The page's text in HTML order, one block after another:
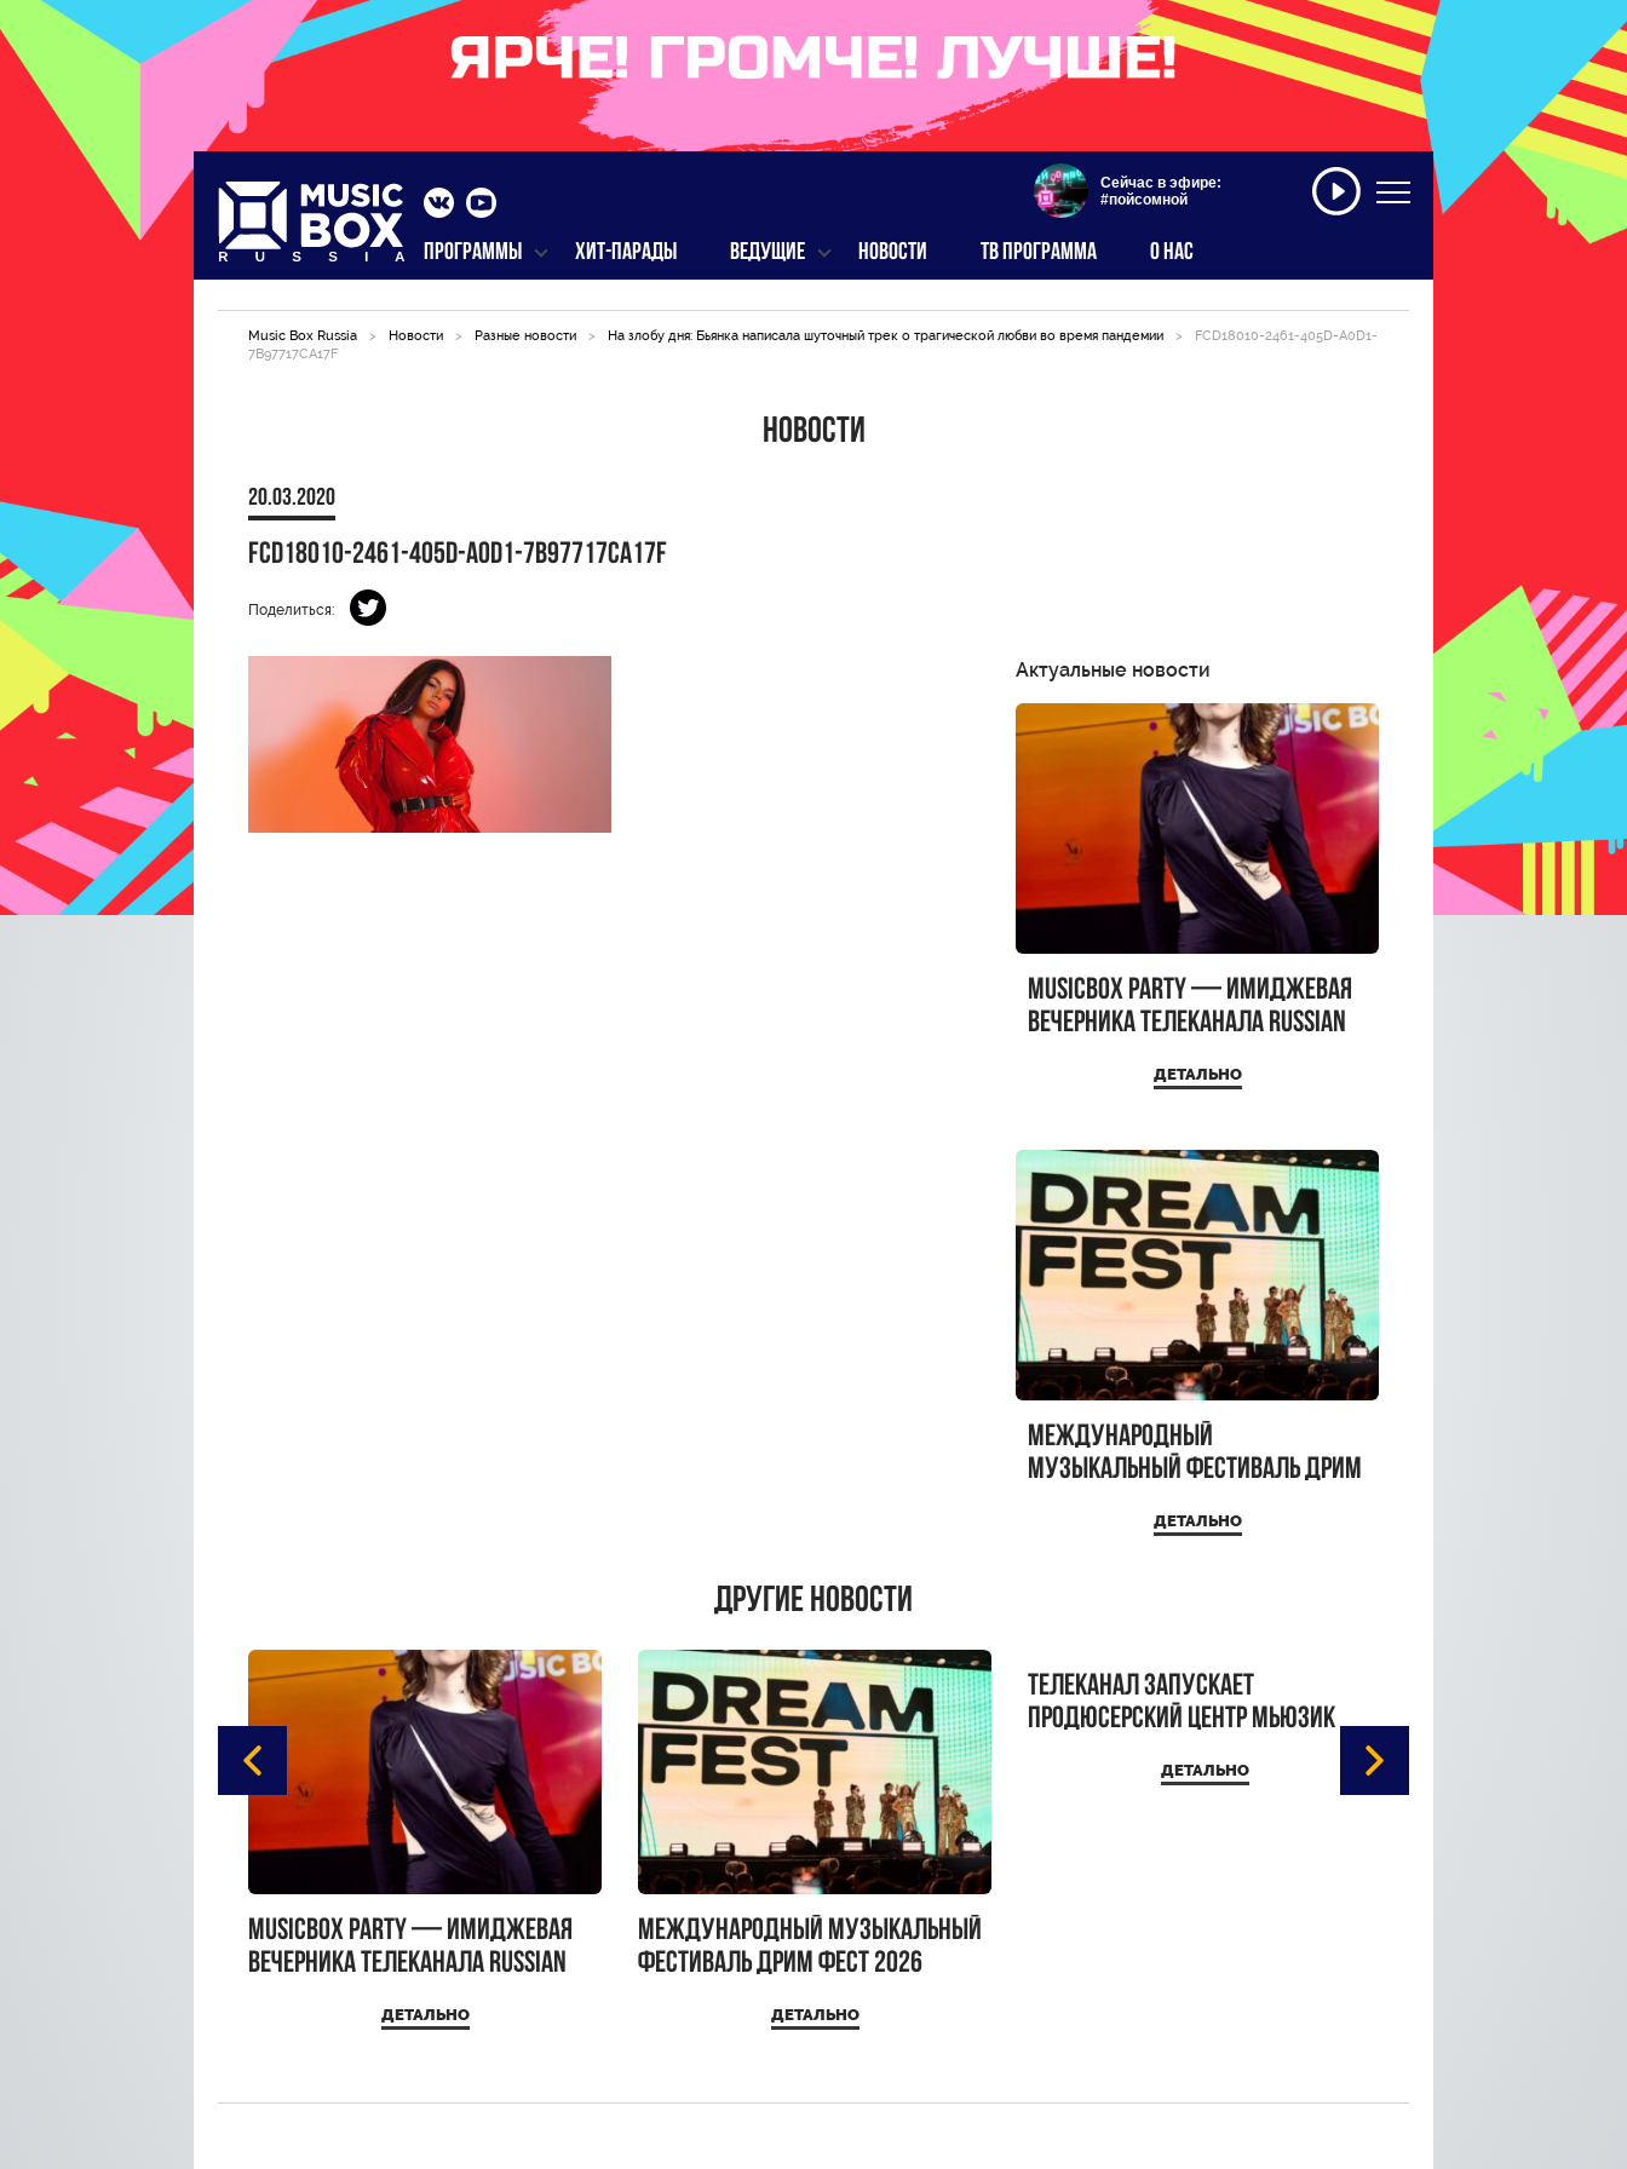
Сейчас в эфире:
#пойсомной
ПРОГРАММЫ ХИТ-ПАРАДЫ ВЕДУЩИЕ НОВОСТИ ТВ ПРОГРАММА О НАС
Music Box Russia > Новости > Разные новости > На злобу дня: Бьянка написала шуточный трек о трагической любви во время пандемии >
FCD18010-2461-405D-A0D1-
7B97717CA17F
Новости
20.03.2020
FCD18010-2461-405D-A0D1-7B97717CA17F
Поделиться:
Актуальные новости
MUSICBOX PARTY — имиджевая
вечерника телеканала RUSSIAN
ДЕТАЛЬНО
Международный
музыкальный фестиваль ДРИМ
ДЕТАЛЬНО
Другие новости
MUSICBOX PARTY — имиджевая
вечерника телеканала RUSSIAN
ДЕТАЛЬНО
Международный музыкальный
фестиваль ДРИМ ФЕСТ 2026
ДЕТАЛЬНО
Телеканал запускает
продюсерский центр Мьюзик
ДЕТАЛЬНО